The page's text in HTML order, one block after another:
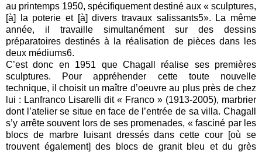
au printemps 1950, spécifiquement destiné aux « sculptures,
[à] la poterie et [à] divers travaux salissants5». La même
année, il travaille simultanément sur des dessins
préparatoires destinés à la réalisation de pièces dans les
deux médiums6.
C’est donc en 1951 que Chagall réalise ses premières
sculptures. Pour appréhender cette toute nouvelle
technique, il choisit un maître d’oeuvre au plus près de chez
lui : Lanfranco Lisarelli dit « Franco » (1913-2005), marbrier
dont l’atelier se situe en face de l’entrée de sa villa. Chagall
s’y arrête souvent lors de ses promenades, « fasciné par les
blocs de marbre luisant dressés dans cette cour [où se
trouvent également] des blocs de granit bleu et du grès